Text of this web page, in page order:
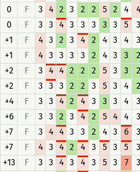
0 F 3 4 2 3 2 2 5 2 4
4
0 F 3 3 4 3 3 3 3 3 5
3
+1 F 4 3 2 3 4 2 4 3 4
3
+1 F 4 3 3 3 3 2 4 3 3
2
+2 F 3 4 4 2 2 2 5 3 3
2
+2 F 3 3 3 2 2 3 5 3 4
2
+4 F 3 3 4 2 4 3 3 3 4
3
+6 F 3 3 2 3 4 2 5 4 4
3
+7 F 3 4 4 3 3 2 4 3 6
3
+7 F 4 3 4 2 4 3 5 3 5
3
+13 F 3 3 4 3 4 3 5 3 7
3